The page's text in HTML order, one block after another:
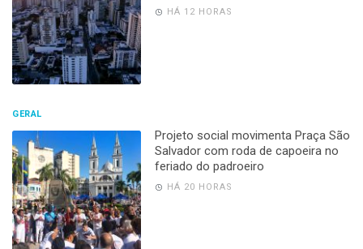
HÁ 12 HORAS
GERAL
Projeto social movimenta Praça São
Salvador com roda de capoeira no
feriado do padroeiro
HÁ 20 HORAS